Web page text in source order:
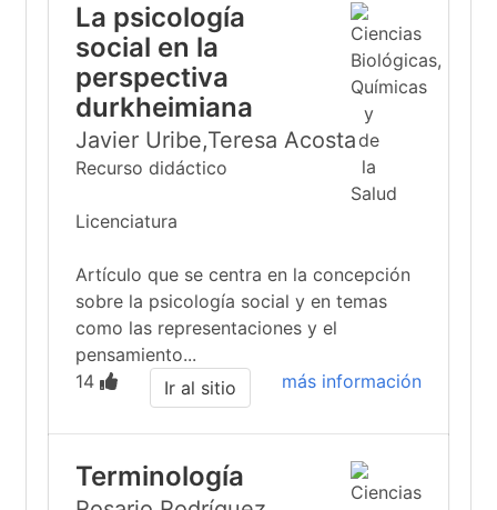
La psicología
social en la
perspectiva
durkheimiana
Javier Uribe,Teresa Acosta
Recurso didáctico
Licenciatura
Artículo que se centra en la concepción
sobre la psicología social y en temas
como las representaciones y el
pensamiento...
14
más información
Ir al sitio
Terminología